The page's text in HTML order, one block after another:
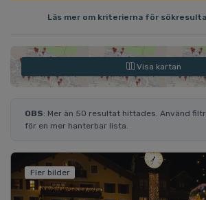
Läs mer om kriterierna för
Visa kartan
OBS: Mer än 50 resultat hittades. Använd
för en mer hanterbar lista.
Fler bilder